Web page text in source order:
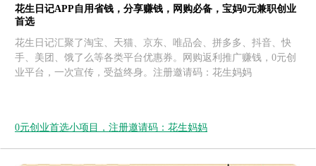
花生日记APP自用省钱，分享赚钱，网购必备，宝妈0元兼职创业
首选
花生日记汇聚了淘宝、天猫、京东、唯品会、拼多多、抖音、快
手、美团、饿了么等各类平台优惠券。网购返利推广赚钱，0元创
业平台，一次宣传，受益终身。注册邀请码：花生妈妈
0元创业首选小项目，注册邀请码：花生妈妈